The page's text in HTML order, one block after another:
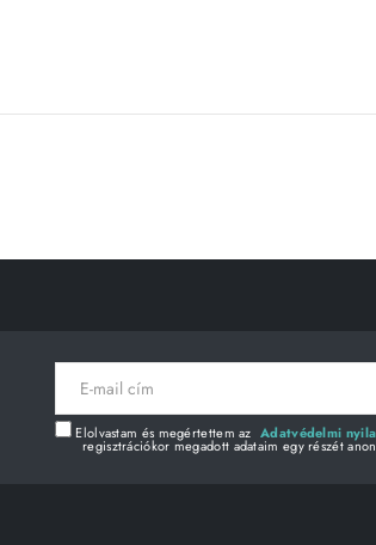
E-
mail
Elolvastam és megértettem az Adatvédelmi
regisztrációkor megadott adataim egy részét